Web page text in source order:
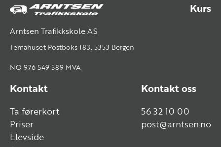
Arntsen Trafikkskole AS
Temahuset Postboks 183, 5353 Bergen
NO 976 549 589 MVA
Kurs
Kontakt
Ta førerkort
Priser
Elevside
Kontakt oss
56 32 10 00
post@arntsen.no